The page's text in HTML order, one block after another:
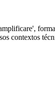
contextos